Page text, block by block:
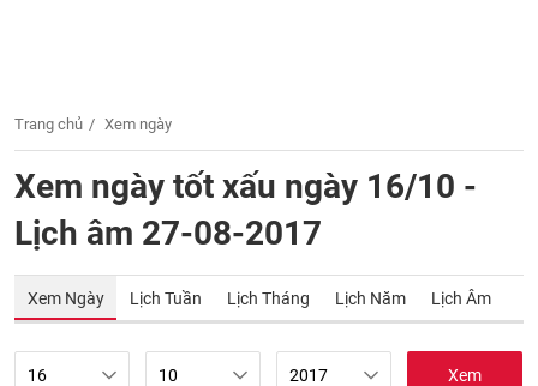
Trang chủ Xem ngày
Xem ngày tốt xấu ngày 16/10 -
Lịch âm 27-08-2017
Xem Ngày Lịch Tuần Lịch Tháng Lịch Năm Lịch Âm
Xem